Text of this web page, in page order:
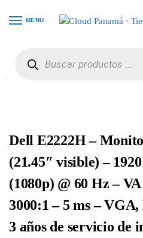
MENU
Dell E2222H –
(21.45″ visible) –
(1080p) @ 60 Hz –
3000:1 – 5 ms –
3 años de servicio de